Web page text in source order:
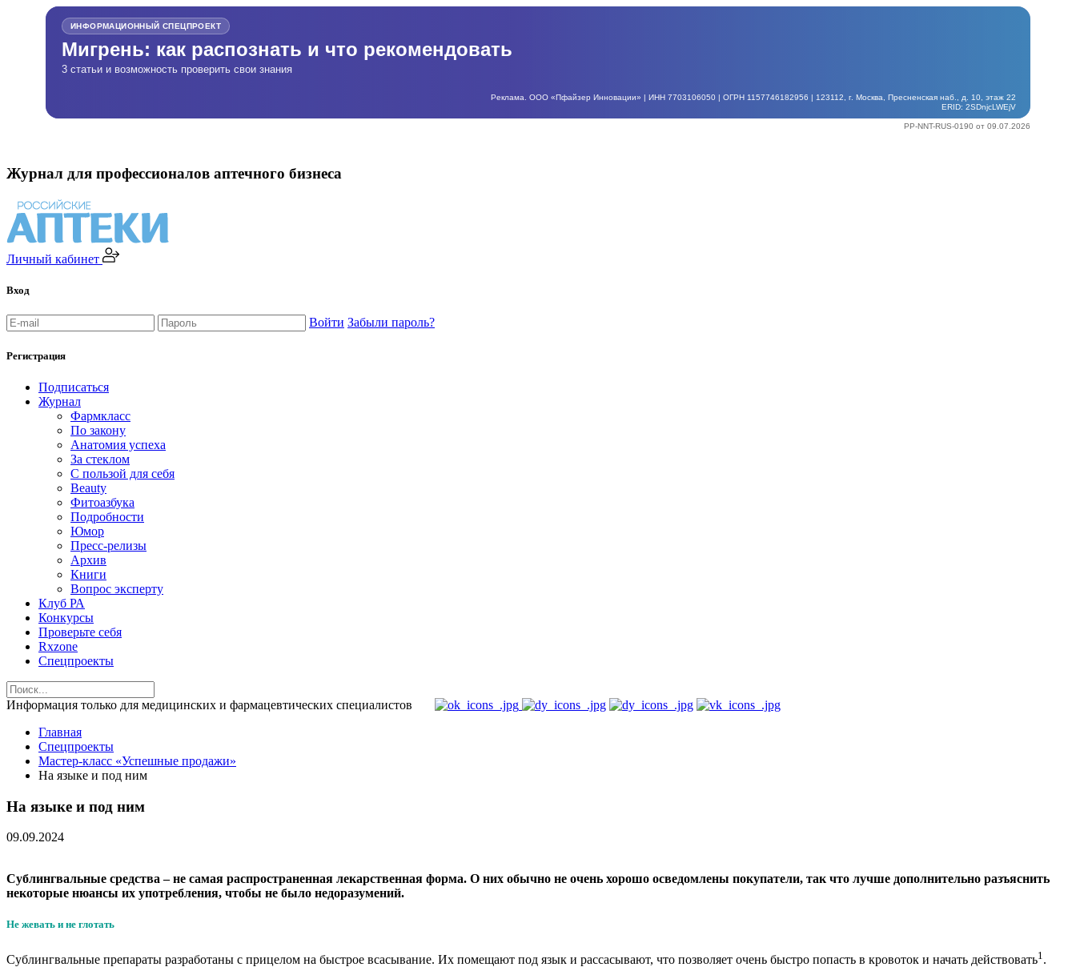
ИНФОРМАЦИОННЫЙ СПЕЦПРОЕКТ
Мигрень: как распознать и что рекомендовать
3 статьи и возможность проверить свои знания
Реклама. ООО «Пфайзер Инновации» | ИНН 7703106050 | ОГРН 1157746182956 | 123112, г. Москва, Пресненская наб., д. 10, этаж 22
ERID: 2SDnjcLWEjV
PP-NNT-RUS-0190 от 09.07.2026
Журнал для профессионалов аптечного бизнеса
Личный кабинет
Вход
Войти Забыли пароль?
Регистрация
Подписаться
Журнал
Фармкласс
По закону
Анатомия успеха
За стеклом
С пользой для себя
Beauty
Фитоазбука
Подробности
Юмор
Пресс-релизы
Архив
Книги
Вопрос эксперту
Клуб РА
Конкурсы
Проверьте себя
Rxzone
Спецпроекты
Информация только для медицинских и фармацевтических специалистов
Главная
Спецпроекты
Мастер-класс «Успешные продажи»
На языке и под ним
На языке и под ним
09.09.2024
Сублингвальные средства – не самая распространенная лекарственная форма. О них обычно не очень хорошо осведомлены покупатели, так что лучше дополнительно разъяснить
некоторые нюансы их употребления, чтобы не было недоразумений.
Не жевать и не глотать
Сублингвальные препараты разработаны с прицелом на быстрое всасывание. Их помещают под язык и рассасывают, что позволяет очень быстро попасть в кровоток и начать действовать1 .